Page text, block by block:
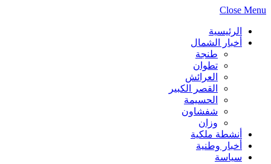
Close Menu
الرئيسية
أخبار الشمال
طنجة
تطوان
العرائش
القصر الكبير
الحسيمة
شفشاون
وزان
أنشطة ملكية
أخبار وطنية
سياسة